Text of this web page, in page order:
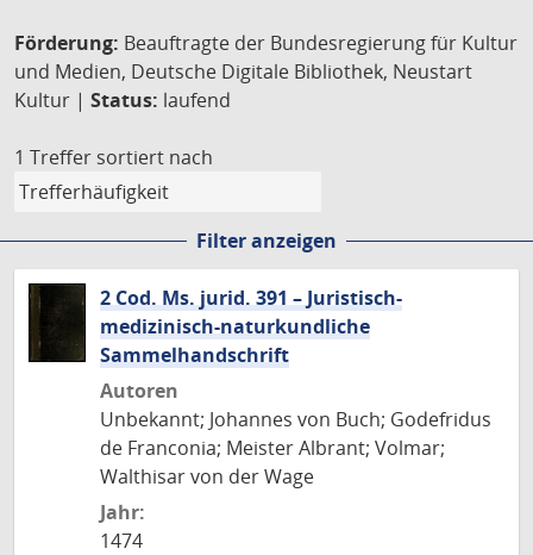
Förderung: Beauftragte der Bundesregierung für Kultur
und Medien, Deutsche Digitale Bibliothek, Neustart
Kultur | Status: laufend
1 Treffer sortiert nach
Filter anzeigen
2 Cod. Ms. jurid. 391 – Juristisch-
medizinisch-naturkundliche
Sammelhandschrift
Autoren
Unbekannt; Johannes von Buch; Godefridus
de Franconia; Meister Albrant; Volmar;
Walthisar von der Wage
Jahr:
1474